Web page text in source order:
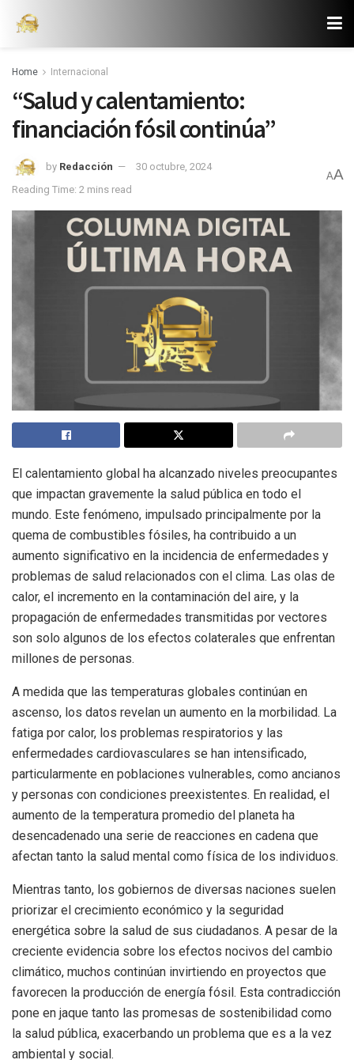
Home Internacional
“Salud y calentamiento:
financiación fósil continúa”
by Redacción
30 octubre, 2024
Reading Time: 2 mins read
AA
El calentamiento global ha alcanzado niveles preocupantes
que impactan gravemente la salud pública en todo el
mundo. Este fenómeno, impulsado principalmente por la
quema de combustibles fósiles, ha contribuido a un
aumento significativo en la incidencia de enfermedades y
problemas de salud relacionados con el clima. Las olas de
calor, el incremento en la contaminación del aire, y la
propagación de enfermedades transmitidas por vectores
son solo algunos de los efectos colaterales que enfrentan
millones de personas.
A medida que las temperaturas globales continúan en
ascenso, los datos revelan un aumento en la morbilidad. La
fatiga por calor, los problemas respiratorios y las
enfermedades cardiovasculares se han intensificado,
particularmente en poblaciones vulnerables, como ancianos
y personas con condiciones preexistentes. En realidad, el
aumento de la temperatura promedio del planeta ha
desencadenado una serie de reacciones en cadena que
afectan tanto la salud mental como física de los individuos.
Mientras tanto, los gobiernos de diversas naciones suelen
priorizar el crecimiento económico y la seguridad
energética sobre la salud de sus ciudadanos. A pesar de la
creciente evidencia sobre los efectos nocivos del cambio
climático, muchos continúan invirtiendo en proyectos que
favorecen la producción de energía fósil. Esta contradicción
pone en jaque tanto las promesas de sostenibilidad como
la salud pública, exacerbando un problema que es a la vez
ambiental y social.